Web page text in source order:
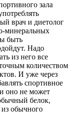
зала
врач и диетолог
минеральных
быть
Надо
из него все
количеством
И уже через
спортивное
оно не может
белок,
обычного